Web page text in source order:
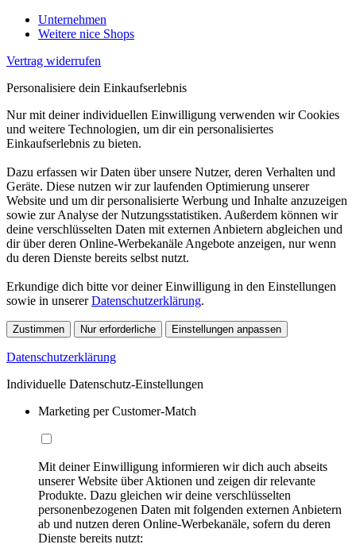
Unternehmen
Weitere nice Shops
Vertrag widerrufen
Personalisiere dein Einkaufserlebnis
Nur mit deiner individuellen Einwilligung verwenden wir Cookies
und weitere Technologien, um dir ein personalisiertes
Einkaufserlebnis zu bieten.
Dazu erfassen wir Daten über unsere Nutzer, deren Verhalten und
Geräte. Diese nutzen wir zur laufenden Optimierung unserer
Website und um dir personalisierte Werbung und Inhalte anzuzeigen
sowie zur Analyse der Nutzungsstatistiken. Außerdem können wir
deine verschlüsselten Daten mit externen Anbietern abgleichen und
dir über deren Online-Werbekanäle Angebote anzeigen, nur wenn
du deren Dienste bereits selbst nutzt.
Erkundige dich bitte vor deiner Einwilligung in den Einstellungen
sowie in unsererDatenschutzerklärung.
Zustimmen Nur erforderliche Einstellungen anpassen
Datenschutzerklärung
Individuelle Datenschutz-Einstellungen
Marketing per Customer-Match
Mit deiner Einwilligung informieren wir dich auch abseits
unserer Website über Aktionen und zeigen dir relevante
Produkte. Dazu gleichen wir deine verschlüsselten
personenbezogenen Daten mit folgenden externen Anbietern
ab und nutzen deren Online-Werbekanäle, sofern du deren
Dienste bereits nutzt: